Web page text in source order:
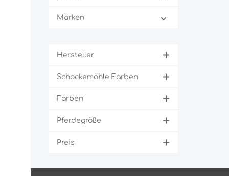
Marken
Hersteller
Schockemöhle Farben
Farben
Pferdegröße
Preis